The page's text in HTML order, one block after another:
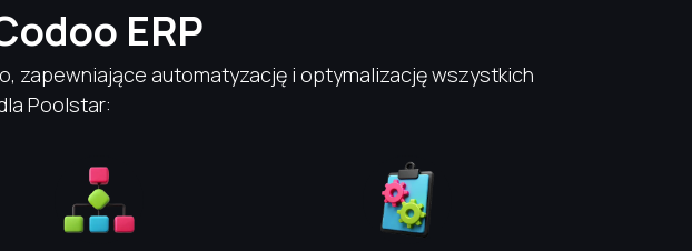
ERP
zapewniające automatyzację i optymalizację wszystkich
Poolstar: